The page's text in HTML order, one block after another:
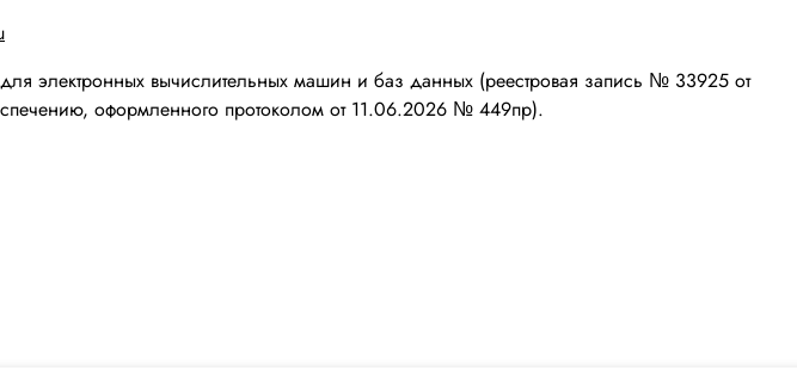
электронных вычислительных машин и баз данных (реестровая запись № 33925 от
оформленного протоколом от 11.06.2026 № 449пр).